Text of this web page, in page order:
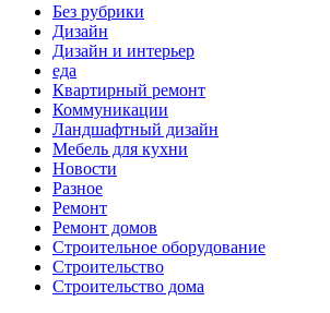
Без рубрики
Дизайн
Дизайн и интерьер
еда
Квартирный ремонт
Коммуникации
Ландшафтный дизайн
Мебель для кухни
Новости
Разное
Ремонт
Ремонт домов
Строительное оборудование
Строительство
Строительство дома